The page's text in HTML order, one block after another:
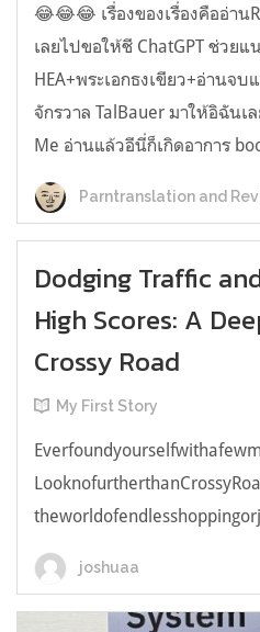
😂😂😂 เรื่องของเรื่องคืออ่าน
เลยไปขอให้ชี ChatGPT ช่วย
HEA+พระเอกธงเขียว+อ่านจ
จักรวาล TalBauer มาให้อิฉันเ
Me อ่านแล้วอีนี่ก็เกิดอาการ
Parntranslation and
Dodging Traffic
High Scores: A
Crossy Road
My First Story
joshuaa